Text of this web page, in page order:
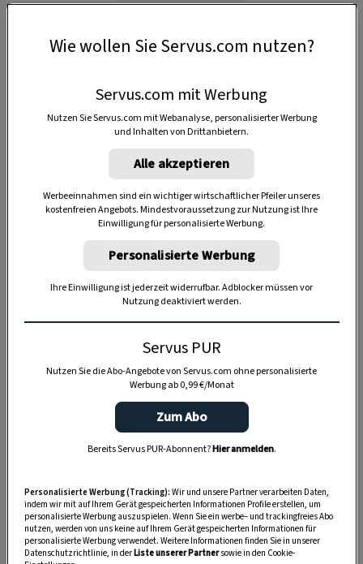
Anzeige
Zutaten
Wie wollen Sie Servus.com nutzen?
Servus.com mit Werbung
Nutzen Sie Servus.com mit Webanalyse, personalisierter Werbung
und Inhalten von Drittanbietern.
Alle akzeptieren
Werbeeinnahmen sind ein wichtiger wirtschaftlicher Pfeiler unseres
kostenfreien Angebots. Mindestvoraussetzung zur Nutzung ist Ihre
Einwilligung für personalisierte Werbung.
Personalisierte Werbung
Ihre Einwilligung ist jederzeit widerrufbar. Adblocker müssen vor
Nutzung deaktiviert werden.
Servus PUR
Nutzen Sie die Abo-Angebote von Servus.com ohne personalisierte
Werbung ab 0,99 €/Monat
Zum Abo
Bereits Servus PUR-Abonnent?Hier anmelden.
Personalisierte Werbung (Tracking): Wir und unsere Partner verarbeiten Daten,
indem wir mit auf Ihrem Gerät gespeicherten Informationen Profile erstellen, um
personalisierte Werbung auszuspielen. Wenn Sie ein werbe– und trackingfreies Abo
nutzen, werden von uns keine auf Ihrem Gerät gespeicherten Informationen für
personalisierte Werbung verwendet. Weitere Informationen finden Sie in unserer
Datenschutzrichtlinie, in derListe unserer Partnersowie in den Cookie-